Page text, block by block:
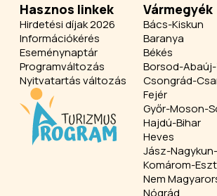
Hasznos linkek
Hirdetési díjak 2026
Információkérés
Eseménynaptár
Programváltozás
Nyitvatartás változás
Vármegyék
Bács-Kiskun
Baranya
Békés
Borsod-
Csongrád-
Fejér
Győr-Moson-
Hajdú-Bihar
Heves
Jász-
Komárom-
Nem
Nógrád